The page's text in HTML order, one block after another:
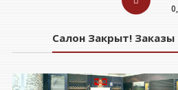
дегустации
Салон Закрыт!